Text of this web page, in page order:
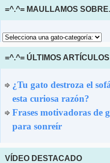
=^.^= MAULLAMOS
=^.^= ÚLTIMOS
¿Tu gato destroza el
esta curiosa razón?
Frases motivadoras de
para sonreír
VÍDEO DESTACADO